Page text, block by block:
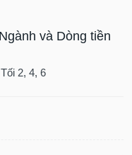
và Dòng tiền
2, 4, 6